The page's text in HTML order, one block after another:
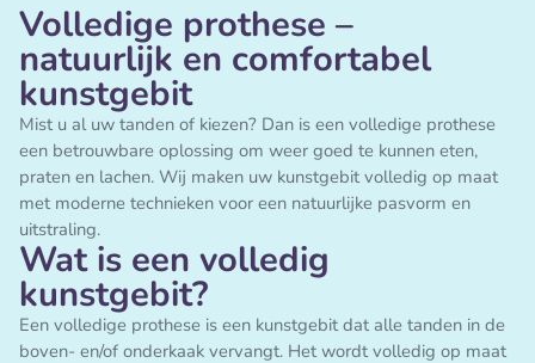
Volledige prothese –
natuurlijk en comfortabel
kunstgebit
Mist u al uw tanden of kiezen? Dan is een volledige prothese
een betrouwbare oplossing om weer goed te kunnen eten,
praten en lachen. Wij maken uw kunstgebit volledig op maat
met moderne technieken voor een natuurlijke pasvorm en
uitstraling.
Wat is een volledig
kunstgebit?
Een volledige prothese is een kunstgebit dat alle tanden in de
boven- en/of onderkaak vervangt. Het wordt volledig op maat